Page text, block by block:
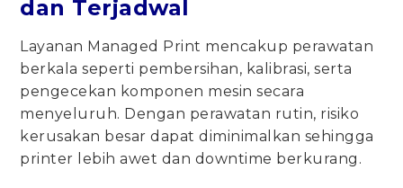
dan Terjadwal
Layanan Managed Print mencakup perawatan
berkala seperti pembersihan, kalibrasi, serta
pengecekan komponen mesin secara
menyeluruh. Dengan perawatan rutin, risiko
kerusakan besar dapat diminimalkan sehingga
printer lebih awet dan downtime berkurang.